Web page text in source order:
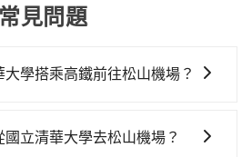
見問題
學搭乘高鐵前往松山機場？
早06:36一直到23:27，新竹-台北
立清華大學去松山機場？